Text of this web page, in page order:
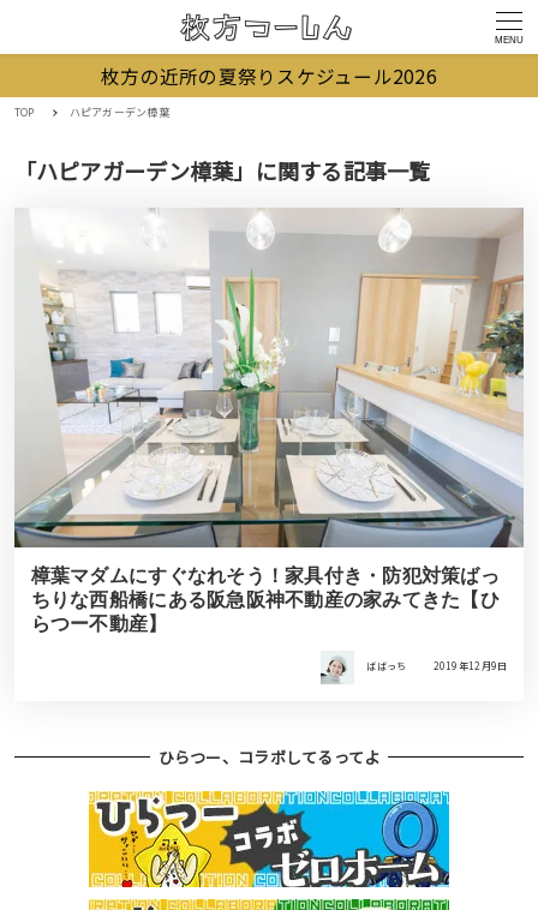
MENU
枚方の近所の夏祭りスケジュール2026
TOP ハピアガーデン樟葉
「ハピアガーデン樟葉」に関する記事一覧
樟葉マダムにすぐなれそう！家具付き・防犯対策ばっ
ちりな西船橋にある阪急阪神不動産の家みてきた【ひ
らつー不動産】
ばばっち 2019年12月9日
ひらつー、コラボしてるってよ